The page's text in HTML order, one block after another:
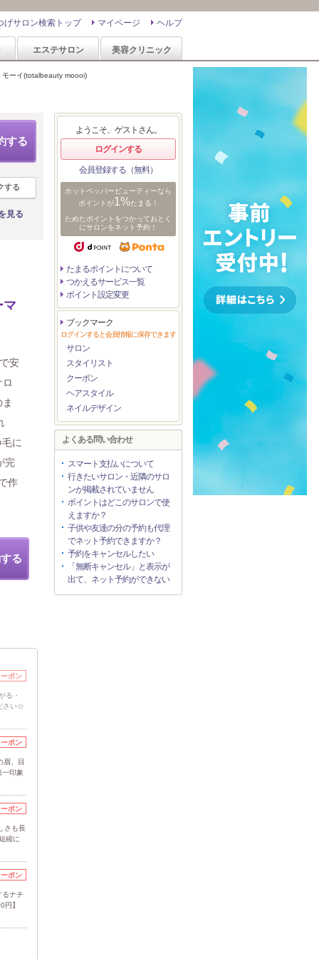
ヘルプ
マイページ
げサロン検索トップ
エステサロン 美容クリニック
モーイ(totalbeauty moooi)
する
する
見る
マ
安
に
完
作
る
ポン
る・
さい☆
ポン
眉、目
印象
ポン
さも長
縮に
ポン
るナチ
】
ようこそ、ゲストさん。
ログインする
会員登録する（無料）
ホットペッパービューティーなら
ポイントが1%たまる！
ためたポイントをつかっておとく
にサロンをネット予約！
たまるポイントについて
つかえるサービス一覧
ポイント設定変更
ブックマーク
ログインすると会員情報に保存できます
サロン
スタイリスト
クーポン
ヘアスタイル
ネイルデザイン
よくある問い合わせ
スマート支払いについて
行きたいサロン・近隣のサロ
ンが掲載されていません
ポイントはどこのサロンで使
えますか？
子供や友達の分の予約も代理
でネット予約できますか？
予約をキャンセルしたい
「無断キャンセル」と表示が
出て、ネット予約ができない